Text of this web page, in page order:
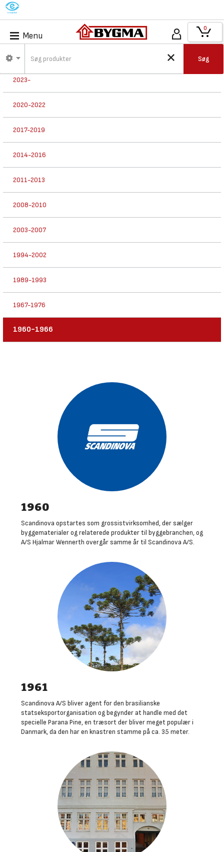
M
Menu
Søg
0
Bygmas historie
2023-
2020-2022
2017-2019
2014-2016
2011-2013
2008-2010
2003-2007
1994-2002
1989-1993
1967-1976
1960-1966
1960
Scandinova opstartes som grossistvirksomhed, der sælger
byggematerialer og relaterede produkter til byggebranchen, og
A/S Hjalmar Wennerth overgår samme år til Scandinova A/S.
1961
Scandinova A/S bliver agent for den brasilianske
statseksportorganisation og begynder at handle med det
specielle Parana Pine, en træsort der bliver meget populær i
Danmark, da den har en knastren stamme på ca. 35 meter.